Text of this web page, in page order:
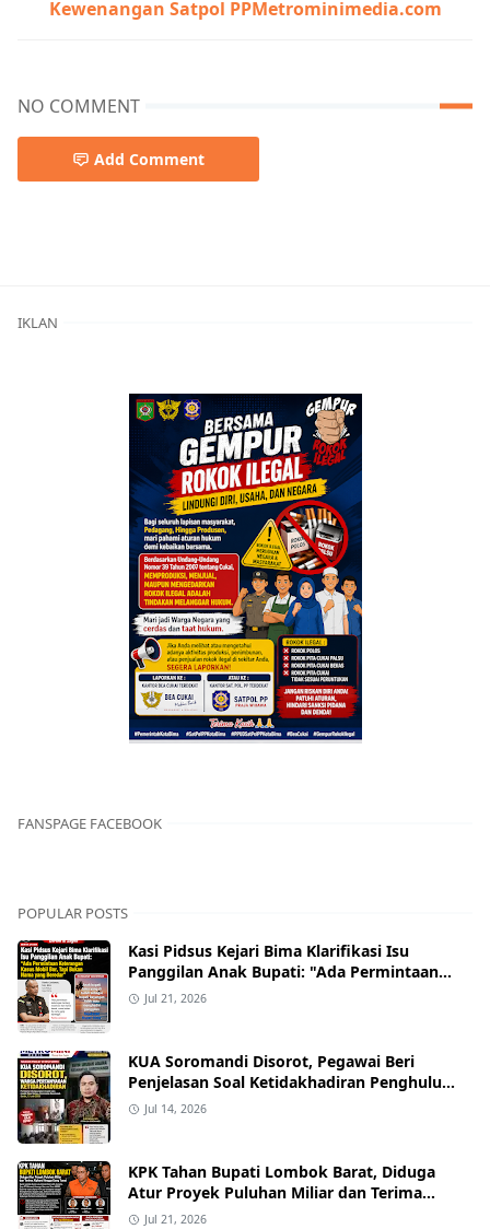
Kewenangan Satpol PPMetrominimedia.com
NO COMMENT
Add Comment
IKLAN
FANSPAGE FACEBOOK
POPULAR POSTS
Kasi Pidsus Kejari Bima Klarifikasi Isu
Panggilan Anak Bupati: "Ada Permintaan
Keterangan Kasus Mobil Bor, Tapi Bukan
Jul 21, 2026
KUA Soromandi Disorot, Pegawai Beri
Penjelasan Soal Ketidakhadiran Penghulu
pada Akad Nikah Mualaf
Jul 14, 2026
KPK Tahan Bupati Lombok Barat, Diduga
Atur Proyek Puluhan Miliar dan Terima
Alphard hingga Uang Tunai
Jul 21, 2026